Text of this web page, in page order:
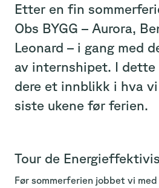
Etter en fin
Obs BYGG – Aurora,
Leonard – i gang med
av internshipet. I dette
dere et innblikk i hva
siste ukene før ferien.
Tour de
Før sommerferien jobbet vi